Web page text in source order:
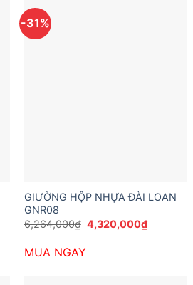
-31%
GIƯỜNG HỘP NHỰA ĐÀI LOAN
GNR08
6,264,000₫ Giá
gốc
4,320,000₫Giá
MUA NGAY